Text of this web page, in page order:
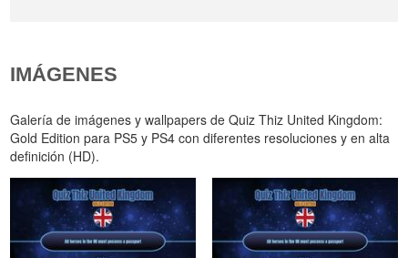
IMÁGENES
Galería de imágenes y wallpapers de Quiz Thiz United Kingdom:
Gold Edition para PS5 y PS4 con diferentes resoluciones y en alta
definición (HD).